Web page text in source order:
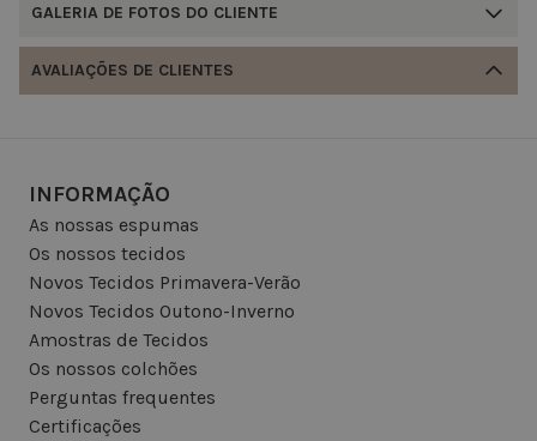
GALERIA DE FOTOS DO CLIENTE
AVALIAÇÕES DE CLIENTES
INFORMAÇÃO
As nossas espumas
Os nossos tecidos
Novos Tecidos Primavera-Verão
Novos Tecidos Outono-Inverno
Amostras de Tecidos
Os nossos colchões
Perguntas frequentes
Certificações